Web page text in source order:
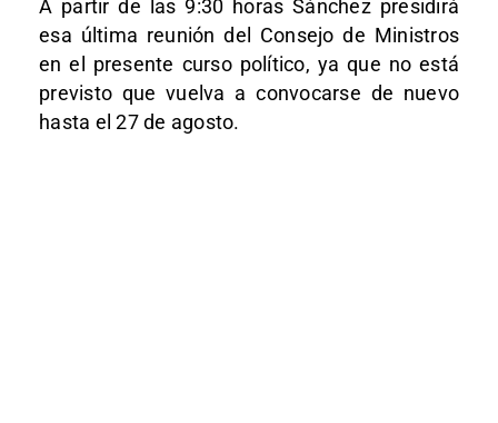
A partir de las 9:30 horas Sánchez presidirá
esa última reunión del Consejo de Ministros
en el presente curso político, ya que no está
previsto que vuelva a convocarse de nuevo
hasta el 27 de agosto.